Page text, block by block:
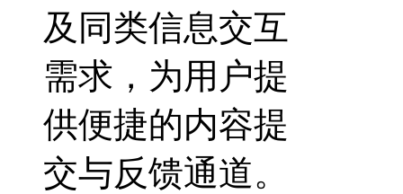
及同类信息交互
需求，为用户提
供便捷的内容提
交与反馈通道。